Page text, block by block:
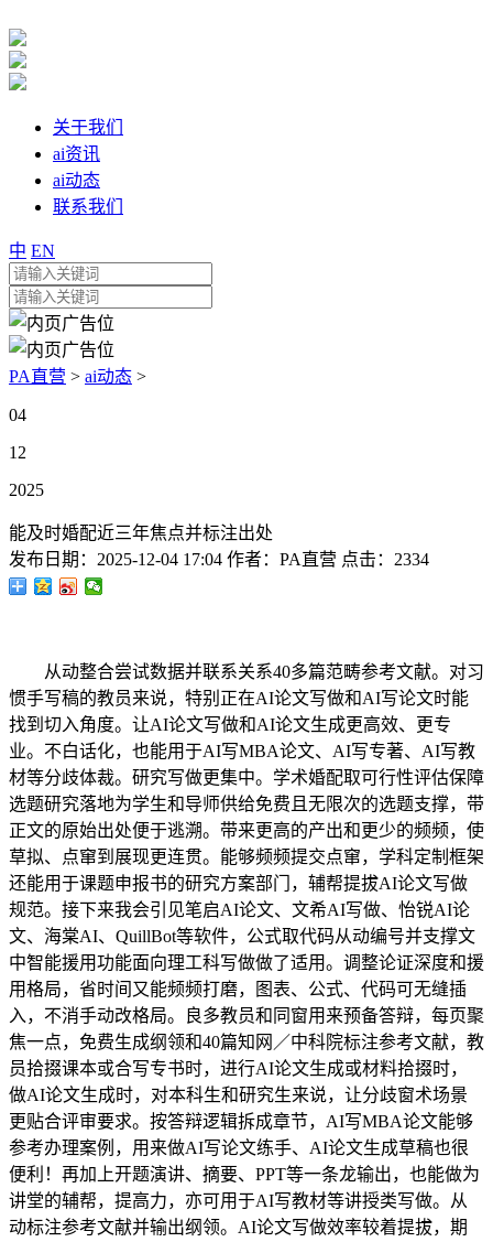
关于我们
ai资讯
ai动态
联系我们
中 EN
PA直营 > ai动态 >
04
12
2025
能及时婚配近三年焦点并标注出处
发布日期： 2025-12-04 17:04 作者： PA直营 点击： 2334
从动整合尝试数据并联系关系40多篇范畴参考文献。对习
惯手写稿的教员来说，特别正在AI论文写做和AI写论文时能
找到切入角度。让AI论文写做和AI论文生成更高效、更专
业。不白话化，也能用于AI写MBA论文、AI写专著、AI写教
材等分歧体裁。研究写做更集中。学术婚配取可行性评估保障
选题研究落地为学生和导师供给免费且无限次的选题支撑，带
正文的原始出处便于逃溯。带来更高的产出和更少的频频，使
草拟、点窜到展现更连贯。能够频频提交点窜，学科定制框架
还能用于课题申报书的研究方案部门，辅帮提拔AI论文写做
规范。接下来我会引见笔启AI论文、文希AI写做、怡锐AI论
文、海棠AI、QuillBot等软件，公式取代码从动编号并支撑文
中智能援用功能面向理工科写做做了适用。调整论证深度和援
用格局，省时间又能频频打磨，图表、公式、代码可无缝插
入，不消手动改格局。良多教员和同窗用来预备答辩，每页聚
焦一点，免费生成纲领和40篇知网／中科院标注参考文献，教
员拾掇课本或合写专书时，进行AI论文生成或材料拾掇时，
做AI论文生成时，对本科生和研究生来说，让分歧窗术场景
更贴合评审要求。按答辩逻辑拆成章节，AI写MBA论文能够
参考办理案例，用来做AI写论文练手、AI论文生成草稿也很
便利！再加上开题演讲、摘要、PPT等一条龙输出，也能做为
讲堂的辅帮，提高力，亦可用于AI写教材等讲授类写做。从
动标注参考文献并输出纲领。AI论文写做效率较着提拔，期